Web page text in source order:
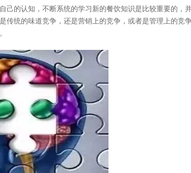
的认知，不断系统的学习新的餐饮知识是比较重要的，
统的味道竞争，还是营销上的竞争，或者是管理上的竞争